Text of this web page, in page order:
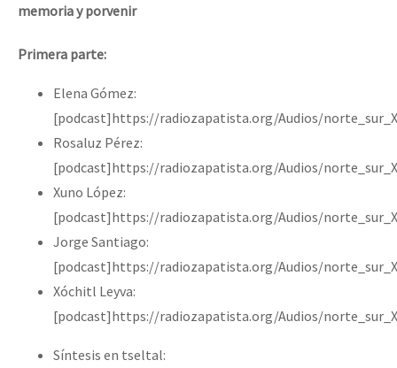
memoria y porvenir
Primera parte:
Elena Gómez:
[podcast]https://radiozapatista.org/Audios/
Rosaluz Pérez:
[podcast]https://radiozapatista.org/Audios/
Xuno López:
[podcast]https://radiozapatista.org/Audios/
Jorge Santiago:
[podcast]https://radiozapatista.org/Audios/
Xóchitl Leyva:
[podcast]https://radiozapatista.org/Audios/
Síntesis en tseltal: